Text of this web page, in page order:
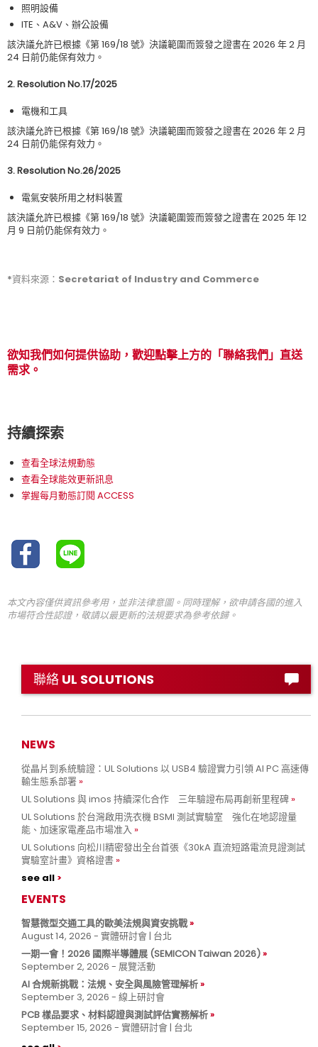
照明設備
ITE、A&V、辦公設備
該決議允許已根據《第 169/18 號》決議範圍而簽發之證書在 2026 年 2 月
24 日前仍能保有效力。
2. Resolution No.17/2025
電機和工具
該決議允許已根據《第 169/18 號》決議範圍而簽發之證書在 2026 年 2 月
24 日前仍能保有效力。
3. Resolution No.26/2025
電氣安裝所用之材料裝置
該決議允許已根據《第 169/18 號》決議範圍簽而簽發之證書在 2025 年 12
月 9 日前仍能保有效力。
*資料來源：Secretariat of Industry and Commerce
欲知我們如何提供協助，歡迎點擊上方的「聯絡我們」直送
需求。
持續探索
查看全球法規動態
查看全球能效更新訊息
掌握每月動態訂閱 ACCESS
本文內容僅供資訊參考用，並非法律意圖。同時理解，欲申請各國的進入
市場符合性認證，敬請以最更新的法規要求為參考依歸。
聯絡 UL SOLUTIONS
NEWS
從晶片到系統驗證：UL Solutions 以 USB4 驗證實力引領 AI PC 高速傳
輸生態系部署
UL Solutions 與 imos 持續深化合作 三年驗證布局再創新里程碑
UL Solutions 於台灣啟用洗衣機 BSMI 測試實驗室 強化在地認證量
能、加速家電產品市場准入
UL Solutions 向松川精密發出全台首張《30kA 直流短路電流見證測試
實驗室計畫》資格證書
see all
EVENTS
智慧微型交通工具的歐美法規與資安挑戰
August 14, 2026 - 實體研討會 | 台北
一期一會！2026 國際半導體展 (SEMICON Taiwan 2026)
September 2, 2026 - 展覽活動
AI 合規新挑戰：法規、安全與風險管理解析
September 3, 2026 - 線上研討會
PCB 樣品要求、材料認證與測試評估實務解析
September 15, 2026 - 實體研討會 | 台北